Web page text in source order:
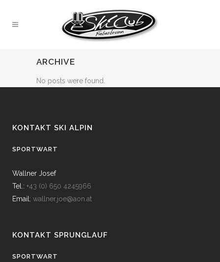
ARCHIVE
No posts were found.
KONTAKT SKI ALPIN
SPORTWART
Wallner Josef
Tel.: +43 (0) 650 4245966
Email: wallner.joe@aon.at
KONTAKT SPRUNGLAUF
SPORTWART